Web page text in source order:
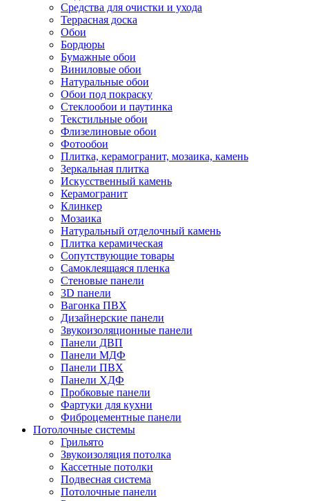
Средства для очистки и ухода
Террасная доска
Обои
Бордюры
Бумажные обои
Виниловые обои
Натуральные обои
Обои под покраску
Стеклообои и паутинка
Текстильные обои
Флизелиновые обои
Фотообои
Плитка, керамогранит, мозаика, камень
Зеркальная плитка
Искусственный камень
Керамогранит
Клинкер
Мозаика
Натуральный отделочный камень
Плитка керамическая
Сопутствующие товары
Самоклеящаяся пленка
Стеновые панели
3D панели
Вагонка ПВХ
Дизайнерские панели
Звукоизоляционные панели
Панели ДВП
Панели МДФ
Панели ПВХ
Панели ХДФ
Пробковые панели
Фартуки для кухни
Фиброцементные панели
Потолочные системы
Грильято
Звукоизоляция потолка
Кассетные потолки
Подвесная система
Потолочные панели